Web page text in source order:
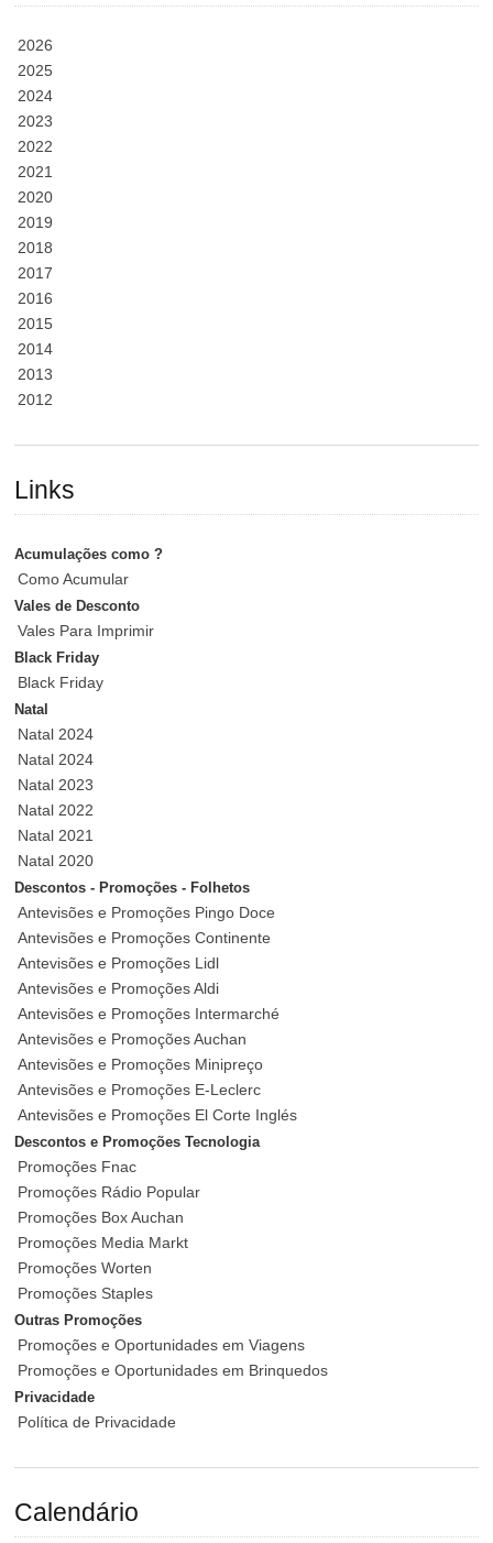
2026
2025
2024
2023
2022
2021
2020
2019
2018
2017
2016
2015
2014
2013
2012
Links
Acumulações como ?
Como Acumular
Vales de Desconto
Vales Para Imprimir
Black Friday
Black Friday
Natal
Natal 2024
Natal 2024
Natal 2023
Natal 2022
Natal 2021
Natal 2020
Descontos - Promoções - Folhetos
Antevisões e Promoções Pingo Doce
Antevisões e Promoções Continente
Antevisões e Promoções Lidl
Antevisões e Promoções Aldi
Antevisões e Promoções Intermarché
Antevisões e Promoções Auchan
Antevisões e Promoções Minipreço
Antevisões e Promoções E-Leclerc
Antevisões e Promoções El Corte Inglés
Descontos e Promoções Tecnologia
Promoções Fnac
Promoções Rádio Popular
Promoções Box Auchan
Promoções Media Markt
Promoções Worten
Promoções Staples
Outras Promoções
Promoções e Oportunidades em Viagens
Promoções e Oportunidades em Brinquedos
Privacidade
Política de Privacidade
Calendário